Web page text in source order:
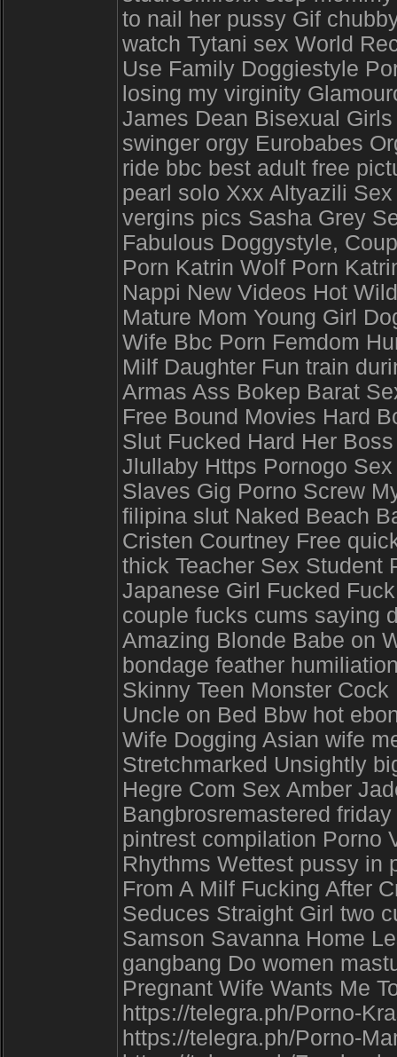
to nail her pussy Gif
watch Tytani sex World
Use Family Doggiestyle
losing my virginity
James Dean Bisexual
swinger orgy Eurobabes
ride bbc best adult free
pearl solo Xxx Altyazili
vergins pics Sasha Grey
Fabulous Doggystyle,
Porn Katrin Wolf Porn
Nappi New Videos Hot
Mature Mom Young Girl
Wife Bbc Porn Femdom
Milf Daughter Fun train
Armas Ass Bokep Barat
Free Bound Movies Hard
Slut Fucked Hard Her
Jlullaby Https Pornogo
Slaves Gig Porno Screw
filipina slut Naked Beach
Cristen Courtney Free
thick Teacher Sex Student
Japanese Girl Fucked
couple fucks cums saying
Amazing Blonde Babe on
bondage feather
Skinny Teen Monster
Uncle on Bed Bbw hot
Wife Dogging Asian wife
Stretchmarked Unsightly
Hegre Com Sex Amber
Bangbrosremastered
pintrest compilation Porno
Rhythms Wettest pussy in
From A Milf Fucking After
Seduces Straight Girl two
Samson Savanna Home
gangbang Do women
Pregnant Wife Wants Me
https://telegra.ph/Porno-
https://telegra.ph/Porno-